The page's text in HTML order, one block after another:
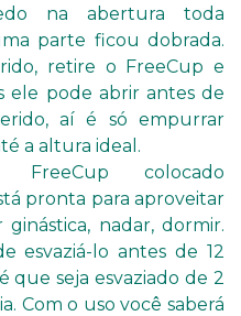
na abertura toda
parte ficou dobrada.
retire o FreeCup e
ele pode abrir antes de
aí é só empurrar
a altura ideal.
colocado
pronta para aproveitar
nadar, dormir.
esvaziá-lo antes de 12
que seja esvaziado de 2
Com o uso você saberá